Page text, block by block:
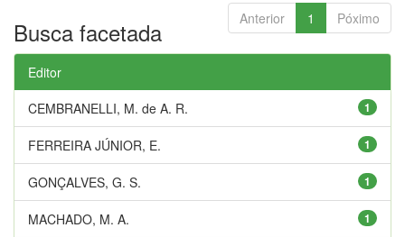
Anterior 1 Póximo
Busca facetada
Editor
1
CEMBRANELLI, M. de A. R.
1
FERREIRA JÚNIOR, E.
1
GONÇALVES, G. S.
1
MACHADO, M. A.